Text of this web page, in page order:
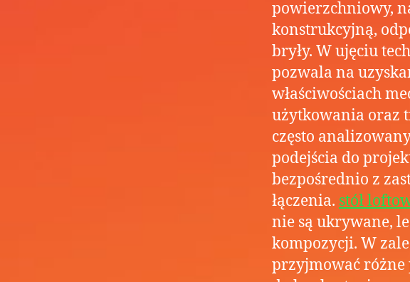
powierzchniowy,
konstrukcyjną,
bryły. W ujęciu
pozwala na
właściwościach
użytkowania oraz
często
podejścia do
bezpośrednio z
łączenia. stół
nie są ukrywane,
kompozycji. W
przyjmować różne